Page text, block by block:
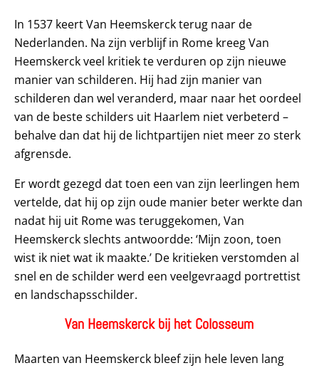
In 1537 keert Van Heemskerck terug naar de
Nederlanden. Na zijn verblijf in Rome kreeg Van
Heemskerck veel kritiek te verduren op zijn nieuwe
manier van schilderen. Hij had zijn manier van
schilderen dan wel veranderd, maar naar het oordeel
van de beste schilders uit Haarlem niet verbeterd –
behalve dan dat hij de lichtpartijen niet meer zo sterk
afgrensde.
Er wordt gezegd dat toen een van zijn leerlingen hem
vertelde, dat hij op zijn oude manier beter werkte dan
nadat hij uit Rome was teruggekomen, Van
Heemskerck slechts antwoordde: ‘Mijn zoon, toen
wist ik niet wat ik maakte.’ De kritieken verstomden al
snel en de schilder werd een veelgevraagd portrettist
en landschapsschilder.
Van Heemskerck bij het Colosseum
Maarten van Heemskerck bleef zijn hele leven lang